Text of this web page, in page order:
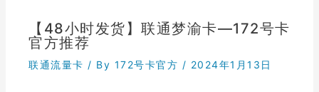
【48小时发货】联通梦渝卡—172号卡
官方推荐
联通流量卡 / By 172号卡官方 / 2024年1月13日